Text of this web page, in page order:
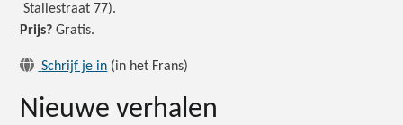
Stallestraat 77).
Prijs? Gratis.
Schrijf je in (in het Frans)
Nieuwe verhalen